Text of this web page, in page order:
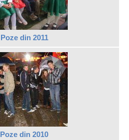
Poze din 2011
Poze din 2010